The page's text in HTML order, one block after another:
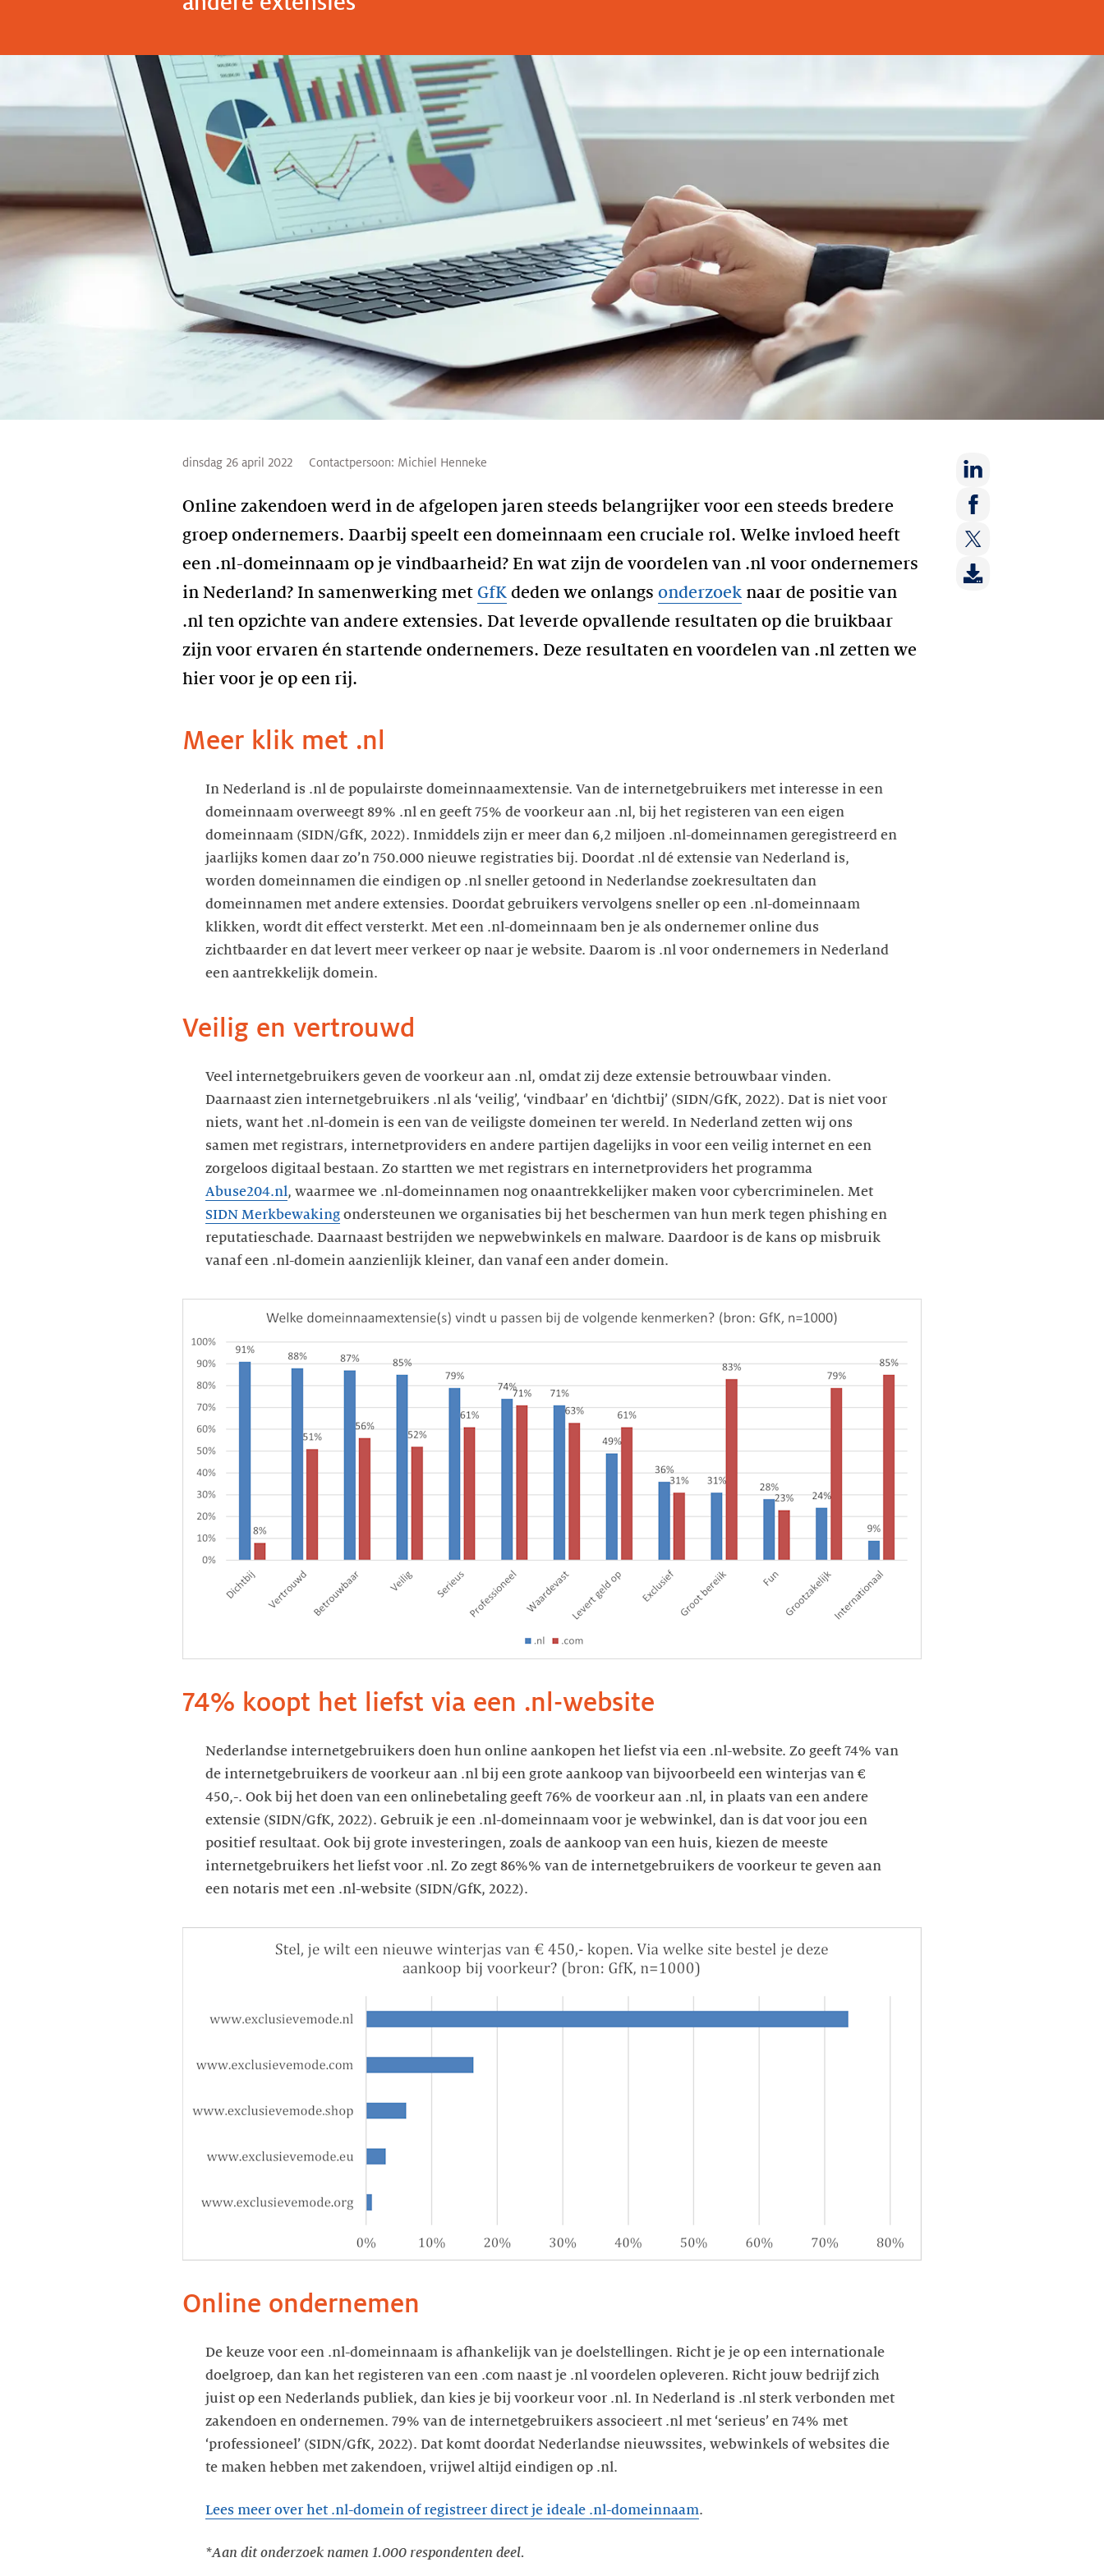
dinsdag 26 april 2022 Contactpersoon: Michiel Henneke
Online zakendoen werd in de afgelopen jaren steeds belangrijker voor een steeds bredere
groep ondernemers. Daarbij speelt een domeinnaam een cruciale rol. Welke invloed heeft
een .nl-domeinnaam op je vindbaarheid? En wat zijn de voordelen van .nl voor ondernemers
in Nederland? In samenwerking met GfK deden we onlangs onderzoek naar de positie van
.nl ten opzichte van andere extensies. Dat leverde opvallende resultaten op die bruikbaar
zijn voor ervaren én startende ondernemers. Deze resultaten en voordelen van .nl zetten we
hier voor je op een rij.
Deel
op:
LinkedIn
Deel
op:
Facebook
Deel
op:
Meer klik met .nl
In Nederland is .nl de populairste domeinnaamextensie. Van de internetgebruikers met interesse in een
domeinnaam overweegt 89% .nl en geeft 75% de voorkeur aan .nl, bij het registeren van een eigen
domeinnaam (SIDN/GfK, 2022). Inmiddels zijn er meer dan 6,2 miljoen .nl-domeinnamen geregistreerd en
jaarlijks komen daar zo’n 750.000 nieuwe registraties bij. Doordat .nl dé extensie van Nederland is,
worden domeinnamen die eindigen op .nl sneller getoond in Nederlandse zoekresultaten dan
domeinnamen met andere extensies. Doordat gebruikers vervolgens sneller op een .nl-domeinnaam
klikken, wordt dit effect versterkt. Met een .nl-domeinnaam ben je als ondernemer online dus
zichtbaarder en dat levert meer verkeer op naar je website. Daarom is .nl voor ondernemers in Nederland
een aantrekkelijk domein.
Veilig en vertrouwd
Veel internetgebruikers geven de voorkeur aan .nl, omdat zij deze extensie betrouwbaar vinden.
Daarnaast zien internetgebruikers .nl als ‘veilig’, ‘vindbaar’ en ‘dichtbij’ (SIDN/GfK, 2022). Dat is niet voor
niets, want het .nl-domein is een van de veiligste domeinen ter wereld. In Nederland zetten wij ons
samen met registrars, internetproviders en andere partijen dagelijks in voor een veilig internet en een
zorgeloos digitaal bestaan. Zo startten we met registrars en internetproviders het programma
Abuse204.nl , waarmee we .nl-domeinnamen nog onaantrekkelijker maken voor cybercriminelen. Met
SIDN Merkbewaking ondersteunen we organisaties bij het beschermen van hun merk tegen phishing en
reputatieschade. Daarnaast bestrijden we nepwebwinkels en malware. Daardoor is de kans op misbruik
vanaf een .nl-domein aanzienlijk kleiner, dan vanaf een ander domein.
74% koopt het liefst via een .nl-website
Nederlandse internetgebruikers doen hun online aankopen het liefst via een .nl-website. Zo geeft 74% van
de internetgebruikers de voorkeur aan .nl bij een grote aankoop van bijvoorbeeld een winterjas van €
450,-. Ook bij het doen van een onlinebetaling geeft 76% de voorkeur aan .nl, in plaats van een andere
extensie (SIDN/GfK, 2022). Gebruik je een .nl-domeinnaam voor je webwinkel, dan is dat voor jou een
positief resultaat. Ook bij grote investeringen, zoals de aankoop van een huis, kiezen de meeste
internetgebruikers het liefst voor .nl. Zo zegt 86%% van de internetgebruikers de voorkeur te geven aan
een notaris met een .nl-website (SIDN/GfK, 2022).
Online ondernemen
De keuze voor een .nl-domeinnaam is afhankelijk van je doelstellingen. Richt je je op een internationale
doelgroep, dan kan het registeren van een .com naast je .nl voordelen opleveren. Richt jouw bedrijf zich
juist op een Nederlands publiek, dan kies je bij voorkeur voor .nl. In Nederland is .nl sterk verbonden met
zakendoen en ondernemen. 79% van de internetgebruikers associeert .nl met ‘serieus’ en 74% met
‘professioneel’ (SIDN/GfK, 2022). Dat komt doordat Nederlandse nieuwssites, webwinkels of websites die
te maken hebben met zakendoen, vrijwel altijd eindigen op .nl.
Lees meer over het .nl-domein of registreer direct je ideale .nl-domeinnaam.
*Aan dit onderzoek namen 1.000 respondenten deel.